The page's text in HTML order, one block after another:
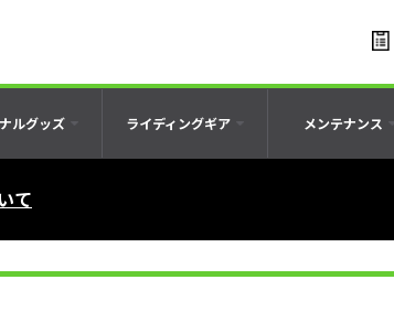
ルグッズ ライディングギア メンテナンス
て